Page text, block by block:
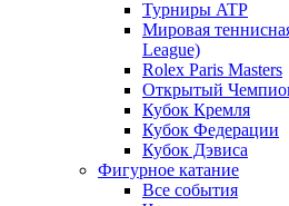
Турниры ATP
Мировая
League)
Rolex Paris Masters
Открытый
Кубок Кремля
Кубок Федерации
Кубок Дэвиса
Фигурное катание
Все события